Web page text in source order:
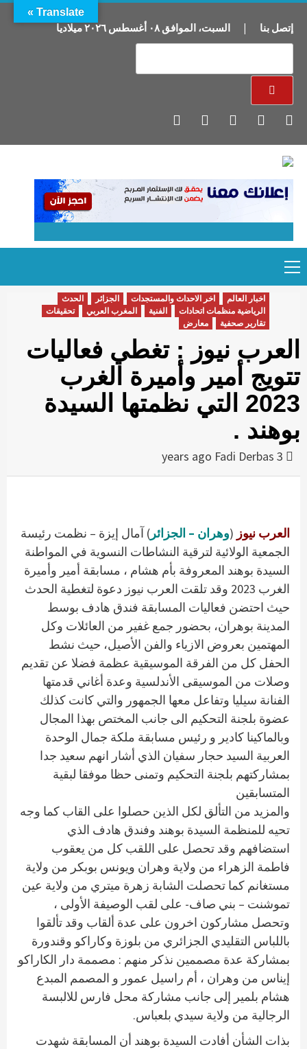
إتصل بنا | السبت، الموافق٠٨ أغسطس ٢٠٢٦ميلاديا
to
content
Menu
اخبار العالم اخر الاحداث والمستجدات الجزائر
الحدث
الرياضية منظمات اتحادات
الفنية المغرب العربي
تحقيقات
تقارير صحفية
معارض
العرب نيوز : تغطي فعاليات
تتويج أمير وأميرة الغرب
2023 التي نظمتها السيدة
بوهند .
Fadi Derbas
العرب نيوز (وهران – الجزائر ) آمال إيزة – نظمت رئيسة
الجمعية الولائية لترقية النشاطات النسوية في المواطنة
السيدة بوهند المعروفة بأم هشام ، مسابقة أمير وأميرة
الغرب 2023 وقد تلقت العرب نيوز دعوة لتغطية الحدث
حيث احتضن فعاليات المسابقة فندق هادف بوسط
المدينة بوهران، بحضور جمع غفير من العائلات وكل
المهتمين بعروض الازياء والفن الأصيل، حيث نشط
الحفل كل من الفرقة الموسيقية عظمة فضلا عن تقديم
وصلات من الموسيقى الأندلسية وعدة أغاني قدمتها
الفنانة سيليا وتفاعل معها الجمهور والتي كانت كذلك
عضوة بلجنة التحكيم الى جانب المختص بهذا المجال
وبالماكينا كادير و رئيس مسابقة ملكة جمال الوحدة
العربية السيد حجار سفيان الذي أشار انهم سعيد جدا
بمشاركتهم بلجنة التحكيم وتمنى حظا موفقا لبقية
المتسابقين
والمزيد من التألق لكل الذين حصلوا على القاب كما وجه
تحيه للمنظمة السيدة بوهند وفندق هادف الذي
استضافهم وقد تحصل على اللقب كل من يعقوب
فاطمة الزهراء من ولاية وهران ويونس بوبكر من ولاية
مستغانم كما تحصلت الشابة زهرة ميتري من ولاية عين
تموشنت – بني صاف- على لقب الوصيفة الأولى ،
وتحصل مشاركون اخرون على عدة ألقاب وقد تألقوا
باللباس التقليدي الجزائري من بلوزة وكاراكو وقندورة
بمشاركة عدة مصممين نذكر منهم : مصممة دار الكاراكو
إيناس من وهران ، أم راسيل عمور و المصمم المبدع
هشام بلمير إلى جانب مشاركة محل فارس للالبسة
الرجالية من ولاية سيدي بلعباس.
بذات الشأن أفادت السيدة بوهند أن المسابقة شهدت
Translate »